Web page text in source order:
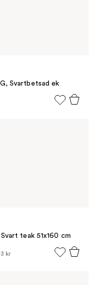
Svartbetsad ek
teak 51x160 cm
kr